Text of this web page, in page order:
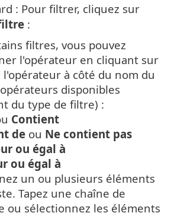
: Pour filtrer, cliquez sur
:
filtres, vous pouvez
l'opérateur en cliquant sur
l'opérateur à côté du nom du
disponibles
du type de filtre) :
Contient
de ou Ne contient pas
ou égal à
ou égal à
un ou plusieurs éléments
Tapez une chaîne de
ou sélectionnez les éléments